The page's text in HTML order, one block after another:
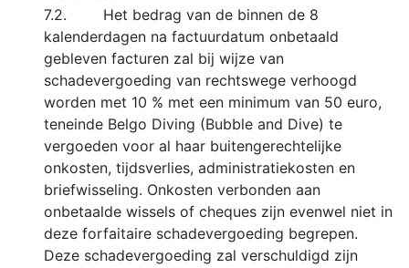
7.2. Het bedrag van de binnen de 8
kalenderdagen na factuurdatum onbetaald
gebleven facturen zal bij wijze van
schadevergoeding van rechtswege verhoogd
worden met 10 % met een minimum van 50 euro,
teneinde Belgo Diving (Bubble and Dive) te
vergoeden voor al haar buitengerechtelijke
onkosten, tijdsverlies, administratiekosten en
briefwisseling. Onkosten verbonden aan
onbetaalde wissels of cheques zijn evenwel niet in
deze forfaitaire schadevergoeding begrepen.
Deze schadevergoeding zal verschuldigd zijn